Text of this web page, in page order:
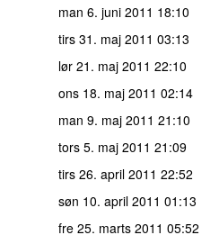
man 6. juni 2011 18:10
tirs 31. maj 2011 03:13
lør 21. maj 2011 22:10
ons 18. maj 2011 02:14
man 9. maj 2011 21:10
tors 5. maj 2011 21:09
tirs 26. april 2011 22:52
søn 10. april 2011 01:13
fre 25. marts 2011 05:52